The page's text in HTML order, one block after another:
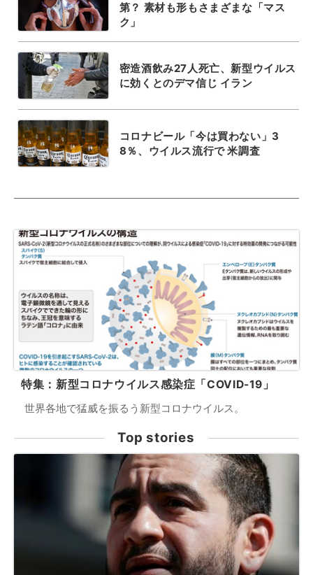
第？ 素材も形もさまざまな「マス
ク」
密造酒飲み27人死亡、新型ウイルス
に効くとのデマ信じ イラン
コロナビール「今は買わない」3
8％、ウイルス流行で 米調査
特集：新型コロナウイルス感染症「COVID-19」
世界各地で猛威を振るう新型コロナウイルス。
Top stories